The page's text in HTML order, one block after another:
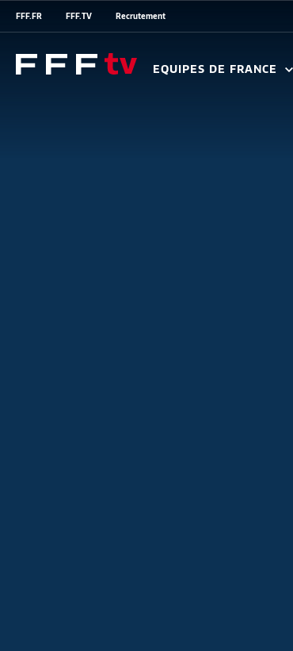
FFF.FR FFF.TV Recrutement
EQUIPES DE FRANCE